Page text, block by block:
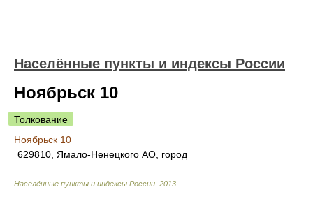
Населённые пункты и индексы России
Ноябрьск 10
Толкование
Ноябрьск 10
629810, Ямало-Ненецкого АО, город
Населённые пункты и индексы России 2013